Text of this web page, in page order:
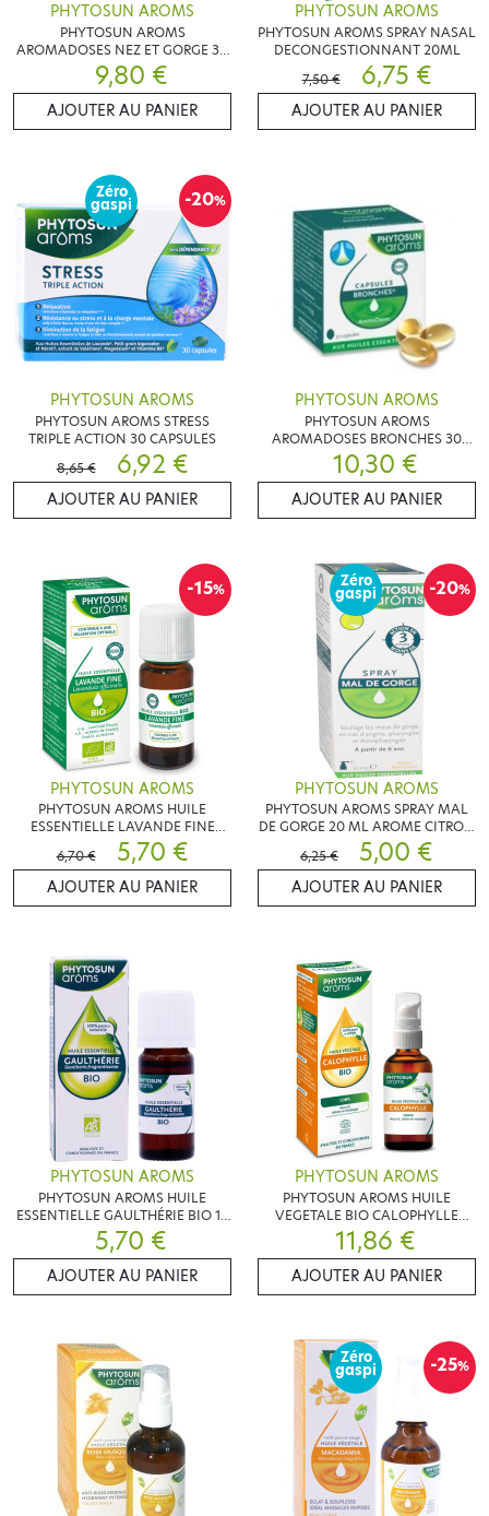
PHYTOSUN AROMS
PHYTOSUN AROMS
AROMADOSES NEZ ET GORGE 30
CAPSULES
9,80 €
AJOUTER AU PANIER
PHYTOSUN AROMS
PHYTOSUN AROMS SPRAY NASAL
DECONGESTIONNANT 20ML
7,50 €
6,75 €
AJOUTER AU PANIER
-20%
Zéro
gaspi
PHYTOSUN AROMS
PHYTOSUN AROMS STRESS
TRIPLE ACTION 30 CAPSULES
8,65 €
6,92 €
AJOUTER AU PANIER
PHYTOSUN AROMS
PHYTOSUN AROMS
AROMADOSES BRONCHES 30
CAPSULES
10,30 €
AJOUTER AU PANIER
-15%
PHYTOSUN AROMS
PHYTOSUN AROMS HUILE
ESSENTIELLE LAVANDE FINE
RELEXATION 10 ML
6,70 € 5,70 €
AJOUTER AU PANIER
-20%
Zéro
gaspi
PHYTOSUN AROMS
PHYTOSUN AROMS SPRAY MAL
DE GORGE 20 ML AROME CITRON
MIEL
6,25 € 5,00 €
AJOUTER AU PANIER
PHYTOSUN AROMS
PHYTOSUN AROMS HUILE
ESSENTIELLE GAULTHÉRIE BIO 10
ML
5,70 €
AJOUTER AU PANIER
PHYTOSUN AROMS
PHYTOSUN AROMS HUILE
VEGETALE BIO CALOPHYLLE
50ML
11,86 €
AJOUTER AU PANIER
-25%
Zéro
gaspi